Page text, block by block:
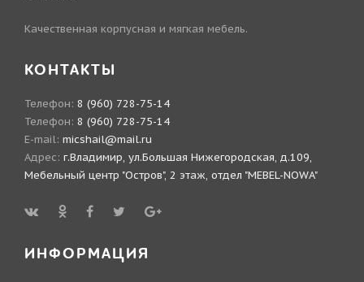
Качественная корпусная и мягкая мебель.
КОНТАКТЫ
Телефон: 8 (960) 728-75-14
Телефон: 8 (960) 728-75-14
E-mail: micshail@mail.ru
Адрес: г.Владимир, ул.Большая Нижегородская, д.109,
Мебельный центр "Остров", 2 этаж, отдел "MEBEL-NOWA"
ИНФОРМАЦИЯ